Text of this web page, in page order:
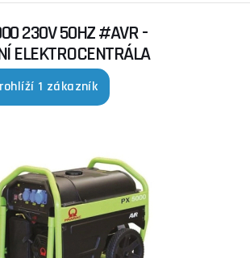
230V 50HZ #AVR -
ELEKTROCENTRÁLA
1 zákazník